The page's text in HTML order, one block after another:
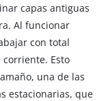
capas antiguas
Al funcionar
con total
Esto
una de las
estacionarias, que